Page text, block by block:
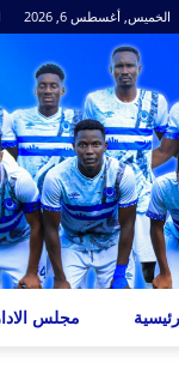
الخميس, أغسطس 6, 2026
مجلس